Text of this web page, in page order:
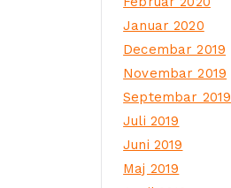
Januar 2020
Decembar 2019
Novembar 2019
Septembar 2019
Juli 2019
Juni 2019
Maj 2019